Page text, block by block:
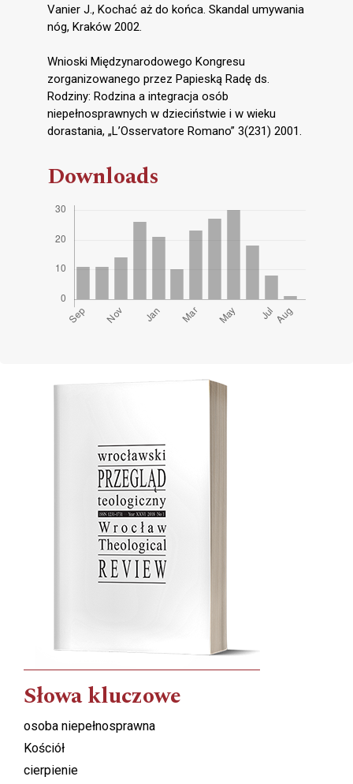
Vanier J., Kochać aż do końca. Skandal umywania
nóg, Kraków 2002.
Wnioski Międzynarodowego Kongresu
zorganizowanego przez Papieską Radę ds.
Rodziny: Rodzina a integracja osób
niepełnosprawnych w dzieciństwie i w wieku
dorastania, „L’Osservatore Romano” 3(231) 2001.
Downloads
Cover image
Słowa kluczowe
osoba niepełnosprawna
Kościół
cierpienie